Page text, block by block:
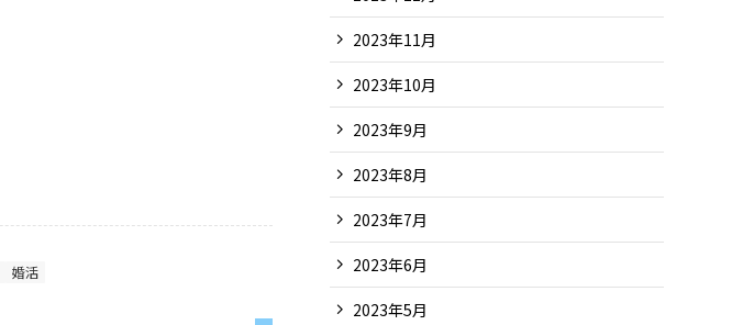
婚活
2023年11月
2023年10月
2023年9月
2023年8月
2023年7月
2023年6月
2023年5月